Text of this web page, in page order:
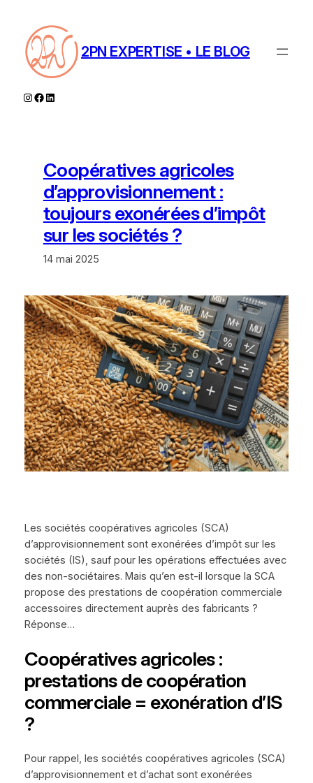
contenu
2PN EXPERTISE • LE BLOG
Instagram
Facebook
LinkedIn
Coopératives agricoles
d’approvisionnement :
toujours exonérées d’impôt
sur les sociétés ?
14 mai 2025
Les sociétés coopératives agricoles (SCA)
d’approvisionnement sont exonérées d’impôt sur les
sociétés (IS), sauf pour les opérations effectuées avec
des non-sociétaires. Mais qu’en est-il lorsque la SCA
propose des prestations de coopération commerciale
accessoires directement auprès des fabricants ?
Réponse…
Coopératives agricoles :
prestations de coopération
commerciale = exonération d’IS
?
Pour rappel, les sociétés coopératives agricoles (SCA)
d’approvisionnement et d’achat sont exonérées